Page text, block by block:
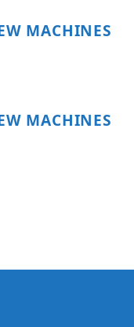
MACHINES
MACHINES